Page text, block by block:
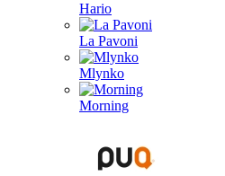
Hario
La Pavoni
Mlynko
Morning